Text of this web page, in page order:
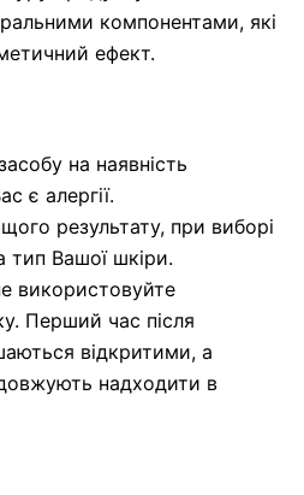
компонентами, які
ефект.
на наявність
є алергії.
результату, при виборі
тип Вашої шкіри.
використовуйте
Перший час після
відкритими, а
надходити в